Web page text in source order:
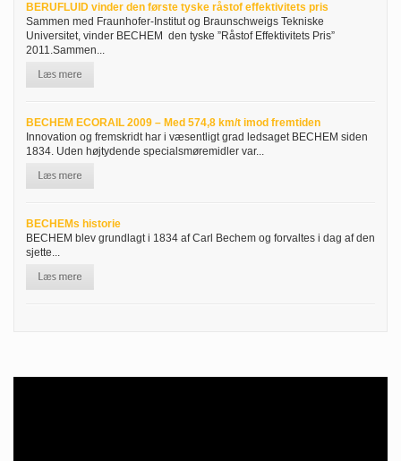
BERUFLUID vinder den første tyske råstof effektivitets pris
Sammen med Fraunhofer-Institut og Braunschweigs Tekniske
Universitet, vinder BECHEM den tyske ”Råstof Effektivitets Pris”
2011.Sammen...
BECHEM ECORAIL 2009 – Med 574,8 km/t imod fremtiden
Innovation og fremskridt har i væsentligt grad ledsaget BECHEM siden
1834. Uden højtydende specialsmøremidler var...
BECHEMs historie
BECHEM blev grundlagt i 1834 af Carl Bechem og forvaltes i dag af den
sjette...